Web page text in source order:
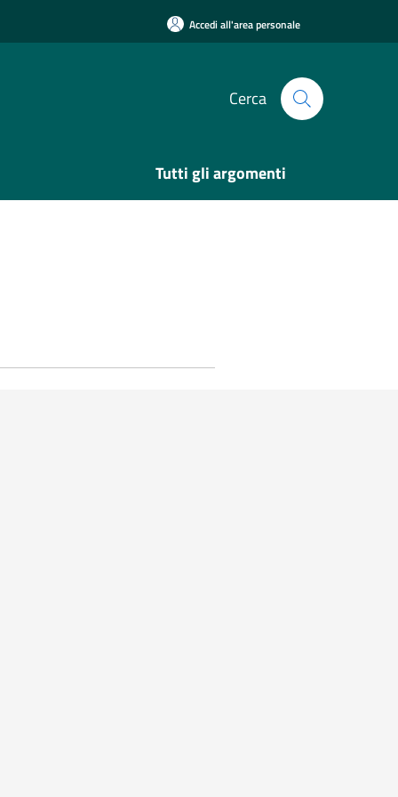
Accedi all'area personale
Cerca
Tutti gli argomenti